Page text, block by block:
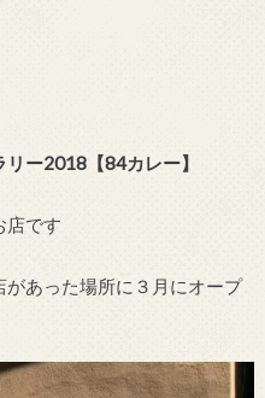
ー2018【84カレー】
店です
あった場所に３月にオープ